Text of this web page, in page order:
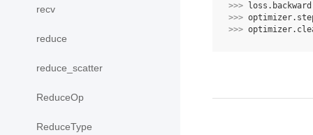
recv
reduce
reduce_scatter
ReduceOp
ReduceType
>>> loss . backward
>>> optimizer.
>>> optimizer.